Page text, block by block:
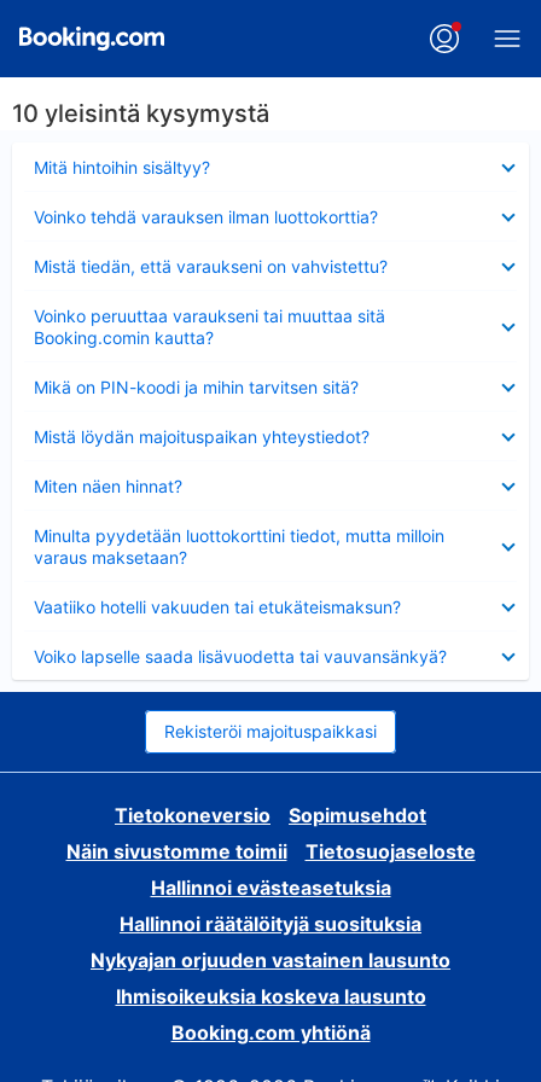
10 yleisintä kysymystä
Mitä hintoihin sisältyy?
Voinko tehdä varauksen ilman luottokorttia?
Mistä tiedän, että varaukseni on vahvistettu?
Voinko peruuttaa varaukseni tai muuttaa sitä
Booking.comin kautta?
Mikä on PIN-koodi ja mihin tarvitsen sitä?
Mistä löydän majoituspaikan yhteystiedot?
Miten näen hinnat?
Minulta pyydetään luottokorttini tiedot, mutta milloin
varaus maksetaan?
Vaatiiko hotelli vakuuden tai etukäteismaksun?
Voiko lapselle saada lisävuodetta tai vauvansänkyä?
Rekisteröi majoituspaikkasi
Tietokoneversio
Sopimusehdot
Näin sivustomme toimii
Tietosuojaseloste
Hallinnoi evästeasetuksia
Hallinnoi räätälöityjä suosituksia
Nykyajan orjuuden vastainen lausunto
Ihmisoikeuksia koskeva lausunto
Booking.com yhtiönä